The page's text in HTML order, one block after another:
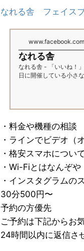
なれる舎 フェイス
www.facebook.com
なれる舎
なれる舎 - 「いいね！
日に開催している小さな
・料金や機種の相談
・ラインでビデオ（
・格安スマホについて
・Wi-Fiとはなんぞや
・インスタグラム
30分500円〜
予約の方優先
ご予約は下記からお
24時間以内に返信さ